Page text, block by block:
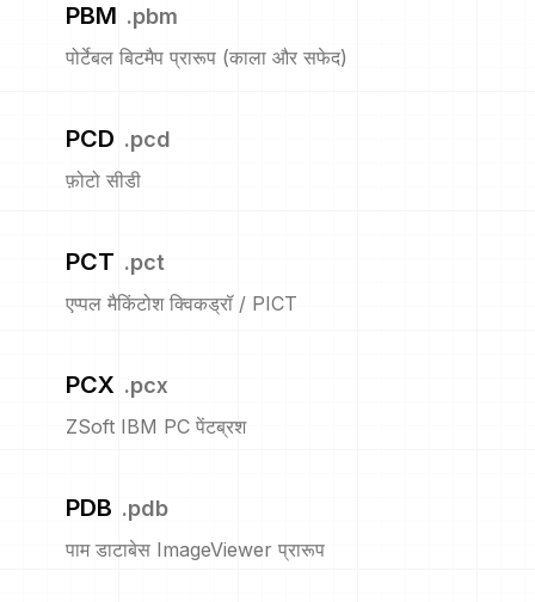
PBM .pbm
पोर्टेबल बिटमैप प्रारूप (काला और सफेद)
PCD .pcd
फ़ोटो सीडी
PCT .pct
एप्पल मैकिंटोश क्विकड्रॉ / PICT
PCX .pcx
ZSoft IBM PC पेंटब्रश
PDB .pdb
पाम डाटाबेस ImageViewer प्रारूप